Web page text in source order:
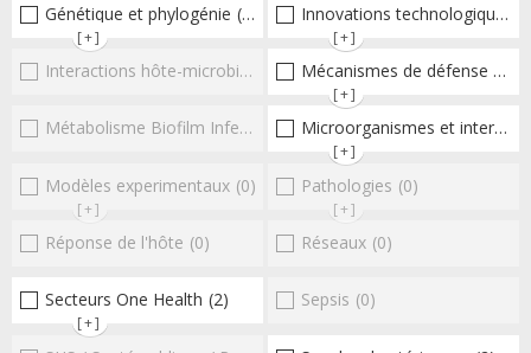
Génétique et phylogénie (5)
[+]
Innovations technologiques et omiques
[+]
Interactions hôte-microbioteEntérocoques (0)
Mécanismes de défense microbiens
[+]
Métabolisme Biofilm Infections respiratoires (0)
Microorganismes et interactions/réponse de l'hôte
[+]
Modèles experimentaux (0)
[+]
Pathologies (0)
[+]
Réponse de l'hôte (0) Réseaux (0)
Secteurs One Health (2)
[+]
Sepsis (0)